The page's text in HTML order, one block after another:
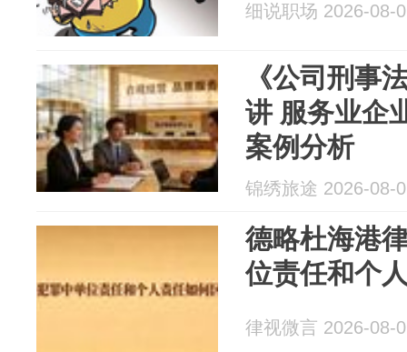
细说职场 2026-08-
《公司刑事
讲 服务业企
案例分析
锦绣旅途 2026-08-
德略杜海港
位责任和个
律视微言 2026-08-